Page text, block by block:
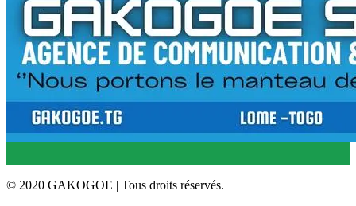
© 2020 GAKOGOE | Tous droits réservés.